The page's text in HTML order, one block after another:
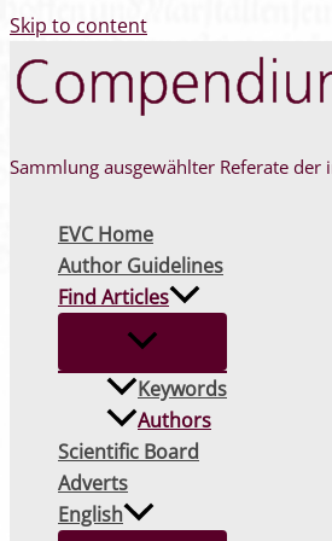
Skip to content
Sammlung ausgewählter Referate
EVC Home
Author Guidelines
Find Articles
Keywords
Authors
Scientific Board
Adverts
English